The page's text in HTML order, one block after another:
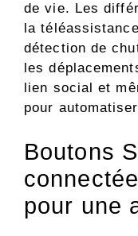
de vie. Les
la
détection de
les
lien social et
pour
Boutons
pour une